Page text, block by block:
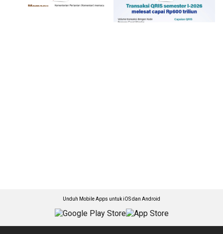
Unduh Mobile Apps untuk iOS dan Android